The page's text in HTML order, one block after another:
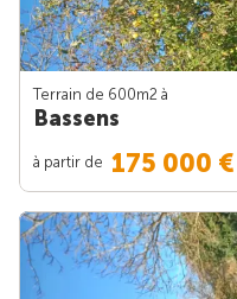
Terrain de 600m2 à
Bassens
à partir de 175 000 €